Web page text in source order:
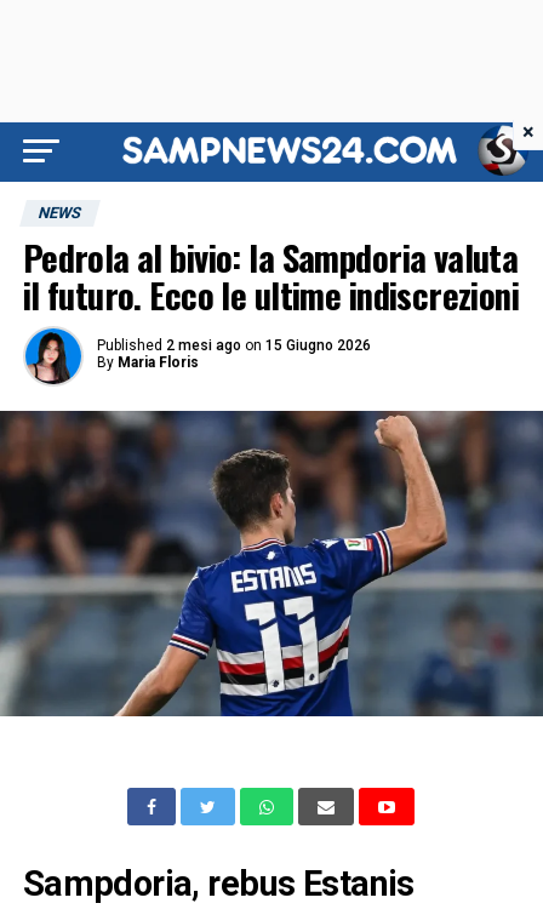
NEWS
Pedrola al bivio: la Sampdoria valuta
il futuro. Ecco le ultime indiscrezioni
Published 2 mesi ago on 15 Giugno 2026
By Maria Floris
Sampdoria, rebus Estanis
×